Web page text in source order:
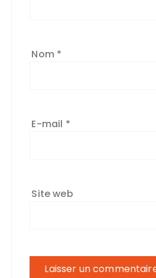
Nom *
E-mail *
Site web